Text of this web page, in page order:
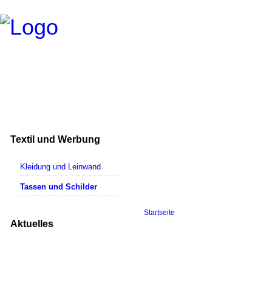
Textil und Werbung
Kleidung und Leinwand
Tassen und Schilder
Aktuelles
Startseite